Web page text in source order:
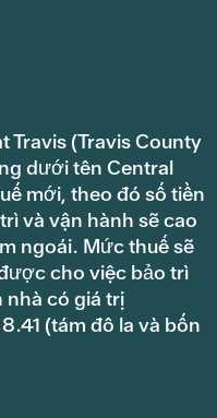
Travis (Travis County
dưới tên Central
mới, theo đó số tiền
và vận hành sẽ cao
ngoái. Mức thuế sẽ
cho việc bảo trì
nhà có giá trị
(tám đô la và bốn